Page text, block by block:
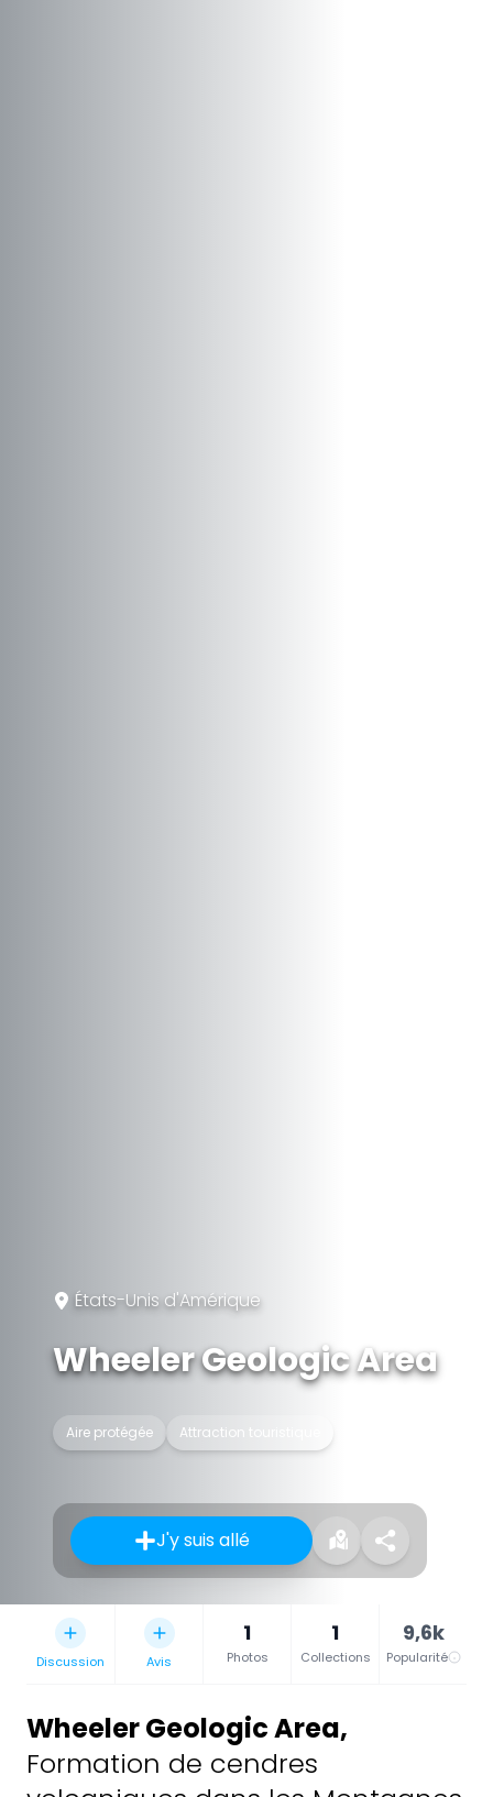
États-Unis d'Amérique
Wheeler Geologic Area
Aire protégée Attraction touristique
J'y suis allé
Discussion Avis
1
Photos
1
Collections
9,6k
Popularité
Wheeler Geologic Area,
Formation de cendres